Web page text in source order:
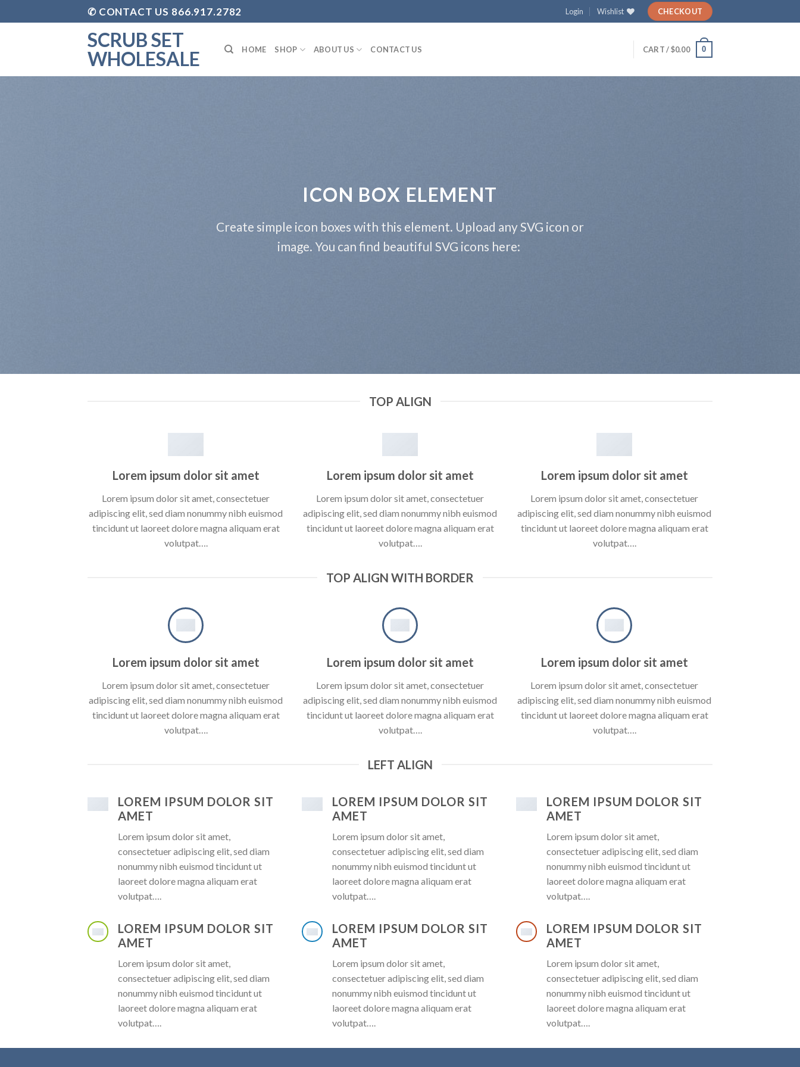
to
✆ CONTACT US 866.917.2782 Login Wishlist CHECKOUT
SCRUB SET
WHOLESALE
HOME SHOP ABOUT US CONTACT US CART /$0.00 0
ICON BOX ELEMENT
Create simple icon boxes with this element. Upload any SVG icon or
image. You can find beautiful SVG icons here:
TOP ALIGN
Lorem ipsum dolor sit amet
Lorem ipsum dolor sit amet, consectetuer
adipiscing elit, sed diam nonummy nibh euismod
tincidunt ut laoreet dolore magna aliquam erat
volutpat….
Lorem ipsum dolor sit amet
Lorem ipsum dolor sit amet, consectetuer
adipiscing elit, sed diam nonummy nibh euismod
tincidunt ut laoreet dolore magna aliquam erat
volutpat….
Lorem ipsum dolor sit amet
Lorem ipsum dolor sit amet, consectetuer
adipiscing elit, sed diam nonummy nibh euismod
tincidunt ut laoreet dolore magna aliquam erat
volutpat….
TOP ALIGN WITH BORDER
Lorem ipsum dolor sit amet
Lorem ipsum dolor sit amet, consectetuer
adipiscing elit, sed diam nonummy nibh euismod
tincidunt ut laoreet dolore magna aliquam erat
volutpat….
Lorem ipsum dolor sit amet
Lorem ipsum dolor sit amet, consectetuer
adipiscing elit, sed diam nonummy nibh euismod
tincidunt ut laoreet dolore magna aliquam erat
volutpat….
Lorem ipsum dolor sit amet
Lorem ipsum dolor sit amet, consectetuer
adipiscing elit, sed diam nonummy nibh euismod
tincidunt ut laoreet dolore magna aliquam erat
volutpat….
LEFT ALIGN
LOREM IPSUM DOLOR SIT
AMET
Lorem ipsum dolor sit amet,
consectetuer adipiscing elit, sed diam
nonummy nibh euismod tincidunt ut
laoreet dolore magna aliquam erat
volutpat….
LOREM IPSUM DOLOR SIT
AMET
Lorem ipsum dolor sit amet,
consectetuer adipiscing elit, sed diam
nonummy nibh euismod tincidunt ut
laoreet dolore magna aliquam erat
volutpat….
LOREM IPSUM DOLOR SIT
AMET
Lorem ipsum dolor sit amet,
consectetuer adipiscing elit, sed diam
nonummy nibh euismod tincidunt ut
laoreet dolore magna aliquam erat
volutpat….
LOREM IPSUM DOLOR SIT
AMET
Lorem ipsum dolor sit amet,
consectetuer adipiscing elit, sed diam
nonummy nibh euismod tincidunt ut
laoreet dolore magna aliquam erat
volutpat….
LOREM IPSUM DOLOR SIT
AMET
Lorem ipsum dolor sit amet,
consectetuer adipiscing elit, sed diam
nonummy nibh euismod tincidunt ut
laoreet dolore magna aliquam erat
volutpat….
LOREM IPSUM DOLOR SIT
AMET
Lorem ipsum dolor sit amet,
consectetuer adipiscing elit, sed diam
nonummy nibh euismod tincidunt ut
laoreet dolore magna aliquam erat
volutpat….